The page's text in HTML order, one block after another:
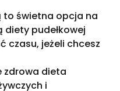
to świetna opcja na
diety pudełkowej
czasu, jeżeli chcesz
zdrowa dieta
i